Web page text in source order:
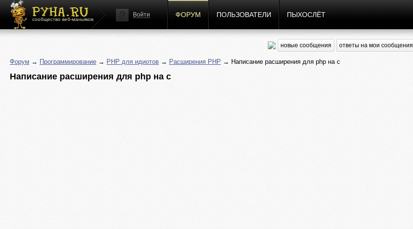
сообщество веб-маньяков
Войти ФОРУМ ПОЛЬЗОВАТЕЛИ ПЫХОСЛЁТ
новые сообщения ответы на мои сообщения
Форум → Программирование → PHP для идиотов → Расширения PHP → Написание расширения для php на c
Написание расширения для php на c